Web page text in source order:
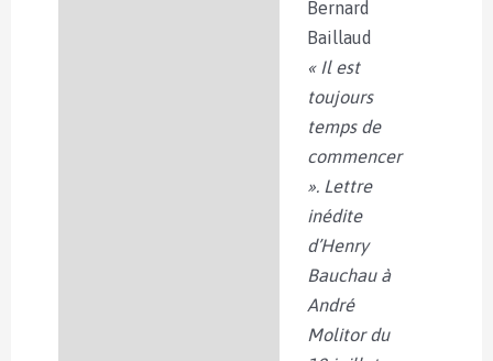
Bernard
Baillaud
« Il est
toujours
temps de
commencer
». Lettre
inédite
d’Henry
Bauchau à
André
Molitor du